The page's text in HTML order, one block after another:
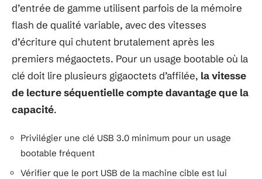
d’entrée de gamme utilisent parfois de la mémoire
flash de qualité variable, avec des vitesses
d’écriture qui chutent brutalement après les
premiers mégaoctets. Pour un usage bootable où la
clé doit lire plusieurs gigaoctets d’affilée, la vitesse
de lecture séquentielle compte davantage que la
capacité.
Privilégier une clé USB 3.0 minimum pour un usage
bootable fréquent
Vérifier que le port USB de la machine cible est lui